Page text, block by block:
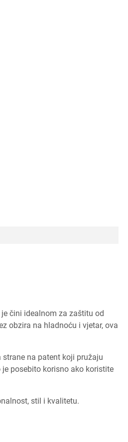
čini idealnom za zaštitu od
obzira na hladnoću i vjetar, ova
na patent koji pružaju
posebito korisno ako koristite
stil i kvalitetu.